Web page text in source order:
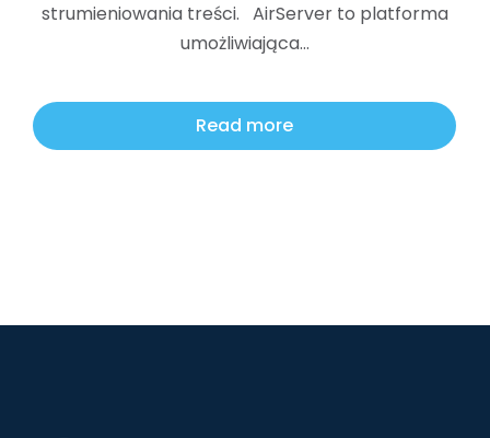
strumieniowania treści. AirServer to platforma
umożliwiająca…
Read more